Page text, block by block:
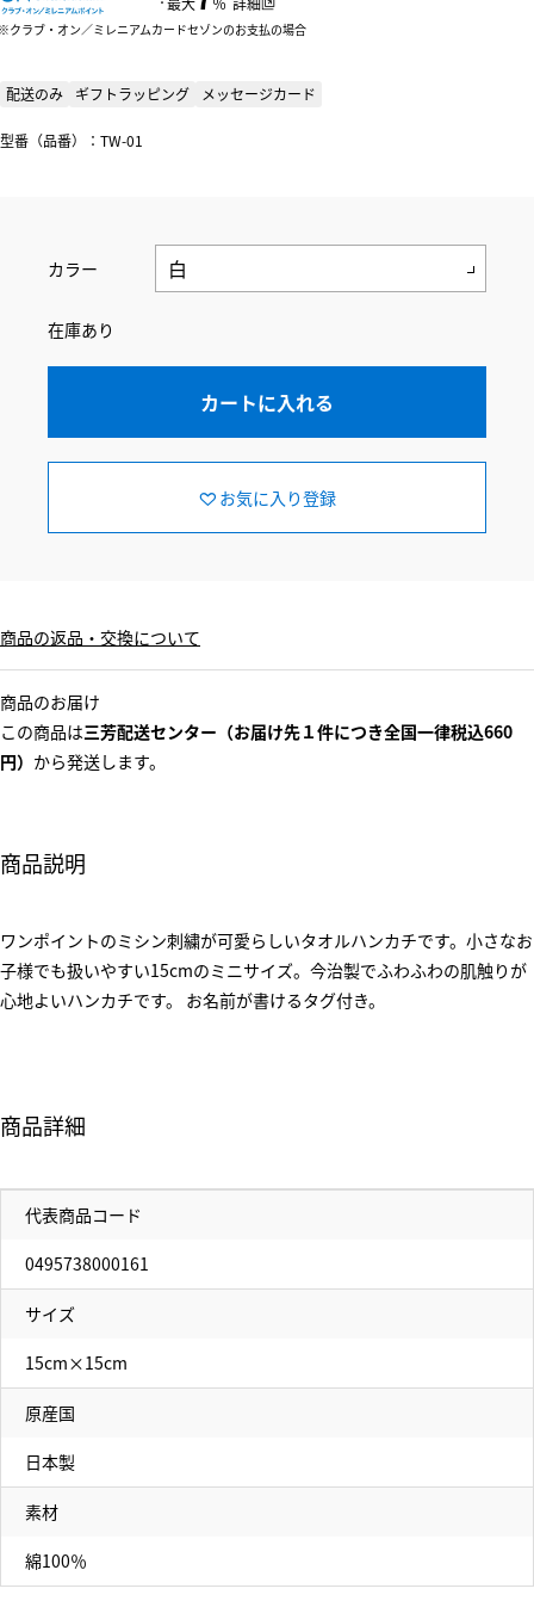
クラブ・オン／ミレニアムカードセゾンのお支払の場合
配送のみ ギフトラッピング メッセージカード
型番（品番）：TW-01
カラー
在庫あり
カートに入れる
お気に入り登録
商品の返品・交換について
商品のお届け
この商品は三芳配送センター（お届け先１件につき全国一律税込660
円） から発送します。
商品説明
ワンポイントのミシン刺繍が可愛らしいタオルハンカチです。小さなお
子様でも扱いやすい15cmのミニサイズ。今治製でふわふわの肌触りが
心地よいハンカチです。 お名前が書けるタグ付き。
商品詳細
代表商品コード
0495738000161
サイズ
15cm×15cm
原産国
日本製
素材
綿100％